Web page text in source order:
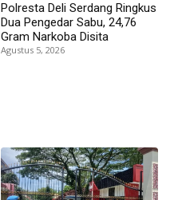
Polresta Deli Serdang Ringkus
Dua Pengedar Sabu, 24,76
Gram Narkoba Disita
Agustus 5, 2026